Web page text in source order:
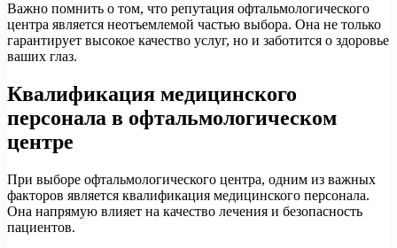
Важно помнить о том, что репутация офтальмологического
центра является неотъемлемой частью выбора. Она не только
гарантирует высокое качество услуг, но и заботится о здоровье
ваших глаз.
Квалификация медицинского
персонала в офтальмологическом
центре
При выборе офтальмологического центра, одним из важных
факторов является квалификация медицинского персонала.
Она напрямую влияет на качество лечения и безопасность
пациентов.